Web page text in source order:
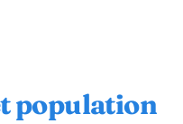
population